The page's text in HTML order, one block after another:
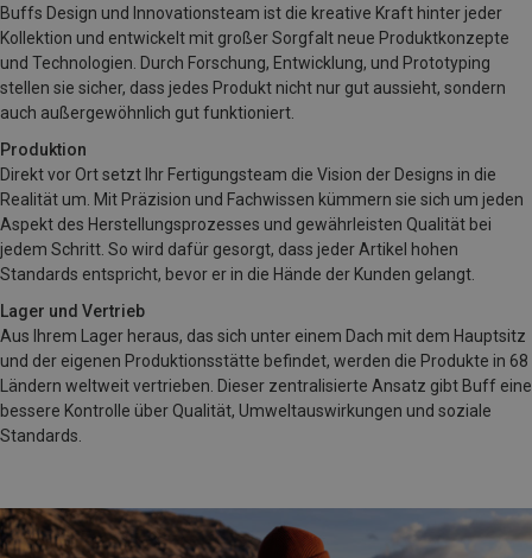
Buffs Design und Innovationsteam ist die kreative Kraft hinter jeder
Kollektion und entwickelt mit großer Sorgfalt neue Produktkonzepte
und Technologien. Durch Forschung, Entwicklung, und Prototyping
stellen sie sicher, dass jedes Produkt nicht nur gut aussieht, sondern
auch außergewöhnlich gut funktioniert.
Produktion
Direkt vor Ort setzt Ihr Fertigungsteam die Vision der Designs in die
Realität um. Mit Präzision und Fachwissen kümmern sie sich um jeden
Aspekt des Herstellungsprozesses und gewährleisten Qualität bei
jedem Schritt. So wird dafür gesorgt, dass jeder Artikel hohen
Standards entspricht, bevor er in die Hände der Kunden gelangt.
Lager und Vertrieb
Aus Ihrem Lager heraus, das sich unter einem Dach mit dem Hauptsitz
und der eigenen Produktionsstätte befindet, werden die Produkte in 68
Ländern weltweit vertrieben. Dieser zentralisierte Ansatz gibt Buff eine
bessere Kontrolle über Qualität, Umweltauswirkungen und soziale
Standards.